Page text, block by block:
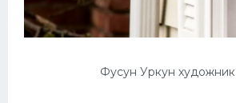
Фусун Уркун художник